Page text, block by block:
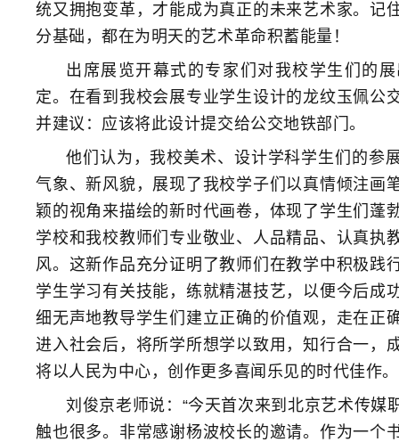
统又拥抱变革，才能成为真正的未来艺术家。记
分基础，都在为明天的艺术革命积蓄能量！
出席展览开幕式的专家们对我校学生们的
定。在看到我校会展专业学生设计的龙纹玉佩公
并建议：应该将此设计提交给公交地铁部门。
他们认为，我校美术、设计学科学生们的参
气象、新风貌，展现了我校学子们以真情倾注画
颖的视角来描绘的新时代画卷，体现了学生们蓬
学校和我校教师们专业敬业、人品精品、认真执
风。这新作品充分证明了教师们在教学中积极践
学生学习有关技能，练就精湛技艺，以便今后成
细无声地教导学生们建立正确的价值观，走在正
进入社会后，将所学所想学以致用，知行合一，
将以人民为中心，创作更多喜闻乐见的时代佳作。
刘俊京老师说：“今天首次来到北京艺术传媒
触也很多。非常感谢杨波校长的邀请。作为一个